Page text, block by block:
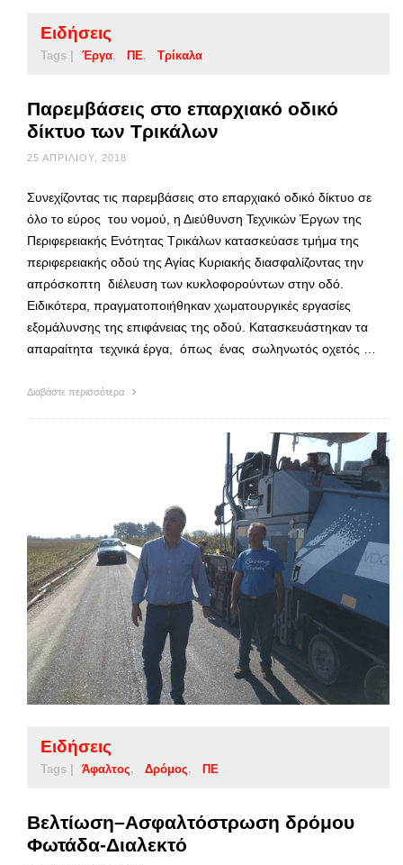
Ειδήσεις
Tags | Έργα ΠΕ Τρίκαλα
Παρεμβάσεις στο επαρχιακό οδικό
δίκτυο των Τρικάλων
25 ΑΠΡΙΛΊΟΥ, 2018
Συνεχίζοντας τις παρεμβάσεις στο επαρχιακό οδικό δίκτυο σε
όλο το εύρος του νομού, η Διεύθυνση Τεχνικών Έργων της
Περιφερειακής Ενότητας Τρικάλων κατασκεύασε τμήμα της
περιφερειακής οδού της Αγίας Κυριακής διασφαλίζοντας την
απρόσκοπτη διέλευση των κυκλοφορούντων στην οδό.
Ειδικότερα, πραγματοποιήθηκαν χωματουργικές εργασίες
εξομάλυνσης της επιφάνειας της οδού. Κατασκευάστηκαν τα
απαραίτητα τεχνικά έργα, όπως ένας σωληνωτός οχετός …
Διαβάστε περισσότερα
Ειδήσεις
Tags | Άφαλτος Δρόμος ΠΕ
Βελτίωση–Ασφαλτόστρωση δρόμου
Φωτάδα-Διαλεκτό